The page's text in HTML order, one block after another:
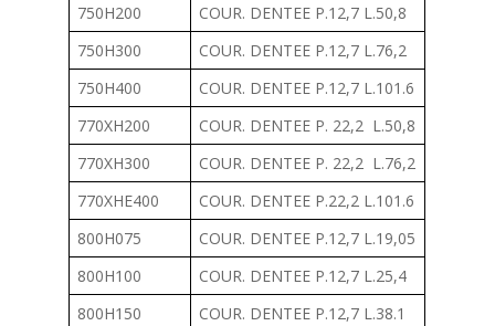
750H200
COUR. DENTEE P.12,7 L.50,8
750H300
COUR. DENTEE P.12,7 L.76,2
750H400
COUR. DENTEE P.12,7 L.101.6
770XH200
COUR. DENTEE P. 22,2 L.50,8
770XH300
COUR. DENTEE P. 22,2 L.76,2
770XHE400
COUR. DENTEE P.22,2 L.101.6
800H075
COUR. DENTEE P.12,7 L.19,05
800H100
COUR. DENTEE P.12,7 L.25,4
800H150
COUR. DENTEE P.12,7 L.38.1